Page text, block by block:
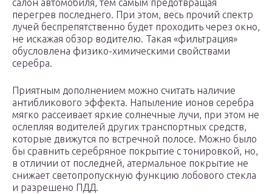
салон автомобиля, тем самым предотвращая
перегрев последнего. При этом, весь прочий спектр
лучей беспрепятственно будет проходить через окно,
не искажая обзор водителю. Такая «фильтрация»
обусловлена физико-химическими свойствами
серебра.
Приятным дополнением можно считать наличие
антибликового эффекта. Напыление ионов серебра
мягко рассеивает яркие солнечные лучи, при этом не
ослепляя водителей других транспортных средств,
которые движутся по встречной полосе. Можно было
бы сравнить серебряное покрытие с тонировкой, но,
в отличии от последней, атермальное покрытие не
снижает светопропускную функцию лобового стекла
и разрешено ПДД.